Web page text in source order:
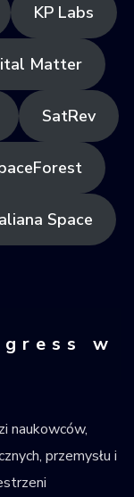
KP Labs
Matter
SatRev
Space
w
naukowców,
przemysłu i